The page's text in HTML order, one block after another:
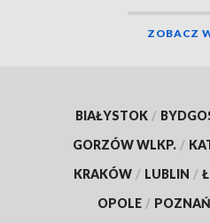
ZOBACZ
BIAŁYSTOK /
GORZÓW WLKP. /
KRAKÓW / LUBLIN /
OPOLE / POZNAŃ